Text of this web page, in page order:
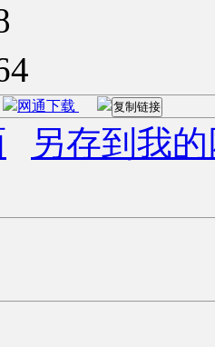
网通下载 复制链接
另存到我